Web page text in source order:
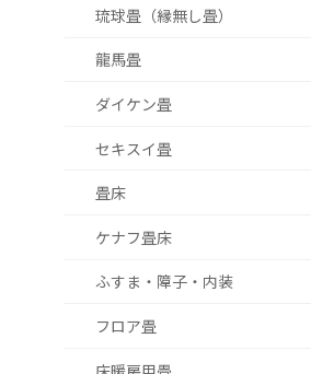
琉球畳（縁無し畳）
龍馬畳
ダイケン畳
セキスイ畳
畳床
ケナフ畳床
ふすま・障子・内装
フロア畳